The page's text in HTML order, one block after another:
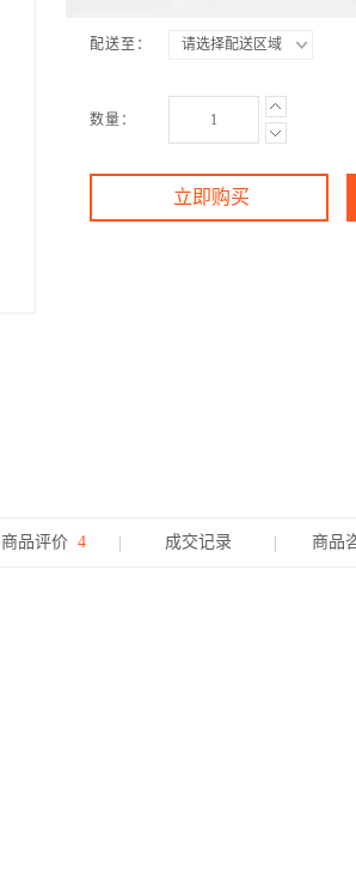
配送至： 请选择配送区域
数量：
立即购买
商品评价 4 成交记录 商品